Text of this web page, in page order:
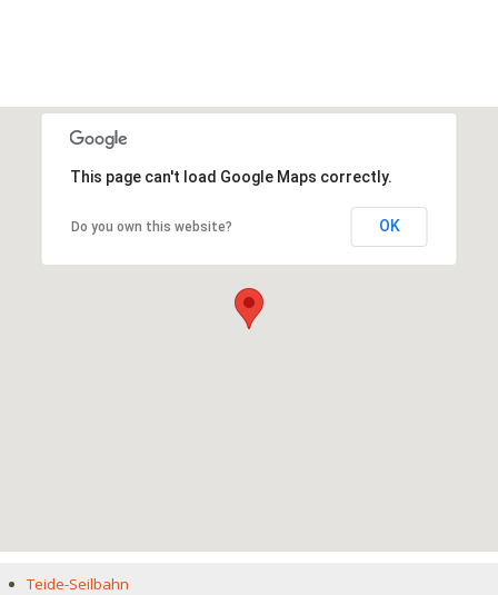
Teide-Seilbahn
This page can't load Google Maps correctly.
Do you own this website? OK